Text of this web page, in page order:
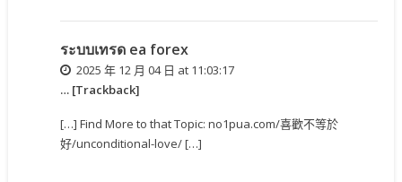
ระบบเทรด ea forex
2025 年 12 月 04 日 at 11:03:17
… [Trackback]
[…] Find More to that Topic: no1pua.com/喜歡不等於
好/unconditional-love/ […]